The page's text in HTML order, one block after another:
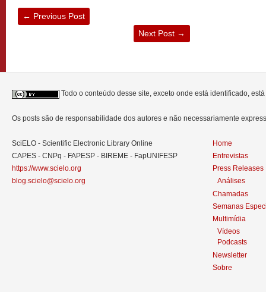
← Previous Post
Next Post →
Todo o conteúdo desse site, exceto onde está identificado,
Os posts são de responsabilidade dos autores e não necessariamente
SciELO - Scientific Electronic Library Online
CAPES - CNPq - FAPESP - BIREME - FapUNIFESP
https://www.scielo.org
blog.scielo@scielo.org
Home
Entrevistas
Press Releases
Análises
Chamadas
Semanas
Multimídia
Vídeos
Podcasts
Newsletter
Sobre